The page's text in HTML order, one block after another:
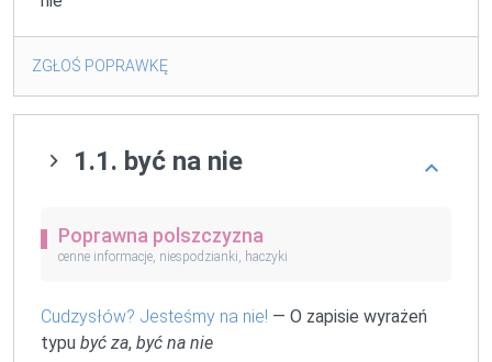
ZGŁOŚ POPRAWKĘ
1.1. być na nie
Poprawna polszczyzna
cenne informacje, niespodzianki, haczyki
Cudzysłów? Jesteśmy na nie! — O zapisie wyrażeń
typu być za, być na nie